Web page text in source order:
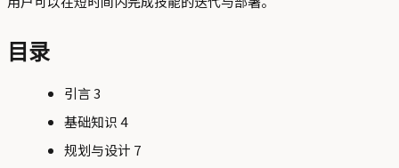
目录
引言 3
基础知识 4
规划与设计 7